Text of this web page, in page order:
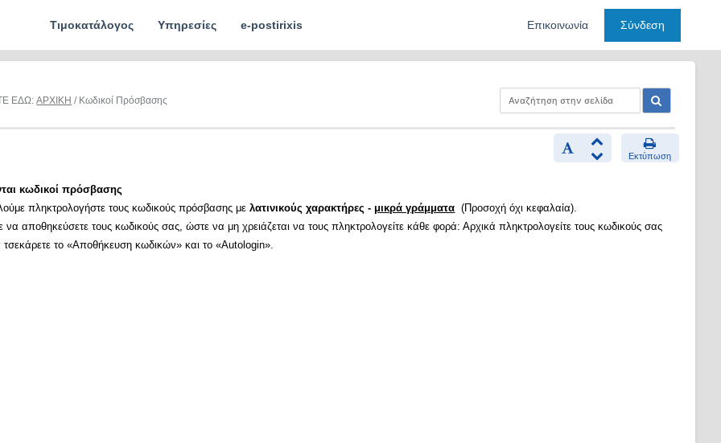
Τιμοκατάλογος Υπηρεσίες e-postirixis Επικοινωνία Σύνδεση
ΕΔΩ:ΑΡΧΙΚΗ / Κωδικοί Πρόσβασης
Εκτύπωση
κωδικοί πρόσβασης
πληκτρολογήστε τους κωδικούς πρόσβασης μελατινικούς χαρακτήρες - μικρά γράμματα (Προσοχή όχι κεφαλαία).
να αποθηκεύσετε τους κωδικούς σας, ώστε να μη χρειάζεται να τους πληκτρολογείτε κάθε φορά: Αρχικά πληκτρολογείτε τους κωδικούς σας
τσεκάρετε το «Αποθήκευση κωδικών» και το «Autologin».